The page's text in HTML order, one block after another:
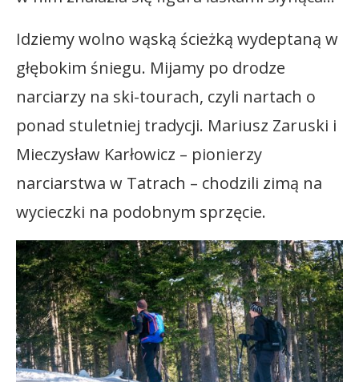
Idziemy wolno wąską ścieżką wydeptaną w
głębokim śniegu. Mijamy po drodze
narciarzy na ski-tourach, czyli nartach o
ponad stuletniej tradycji. Mariusz Zaruski i
Mieczysław Karłowicz – pionierzy
narciarstwa w Tatrach – chodzili zimą na
wycieczki na podobnym sprzęcie.